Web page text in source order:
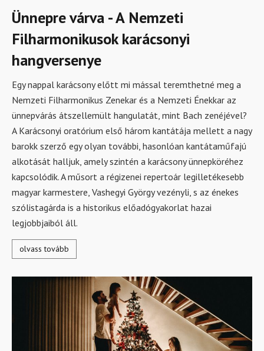
Ünnepre várva - A Nemzeti
Filharmonikusok karácsonyi
hangversenye
Egy nappal karácsony előtt mi mással teremthetné meg a
Nemzeti Filharmonikus Zenekar és a Nemzeti Énekkar az
ünnepvárás átszellemült hangulatát, mint Bach zenéjével?
A Karácsonyi oratórium első három kantátája mellett a nagy
barokk szerző egy olyan további, hasonlóan kantátaműfajú
alkotását halljuk, amely szintén a karácsony ünnepköréhez
kapcsolódik. A műsort a régizenei repertoár legilletékesebb
magyar karmestere, Vashegyi György vezényli, s az énekes
szólistagárda is a historikus előadógyakorlat hazai
legjobbjaiból áll.
olvass tovább